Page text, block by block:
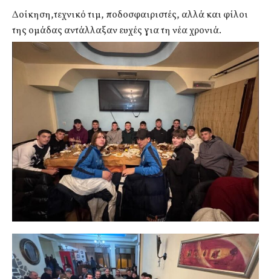
Δοίκηση,τεχνικό τιμ, ποδοσφαιριστές, αλλά και φίλοι
της ομάδας αντάλλαξαν ευχές για τη νέα χρονιά.